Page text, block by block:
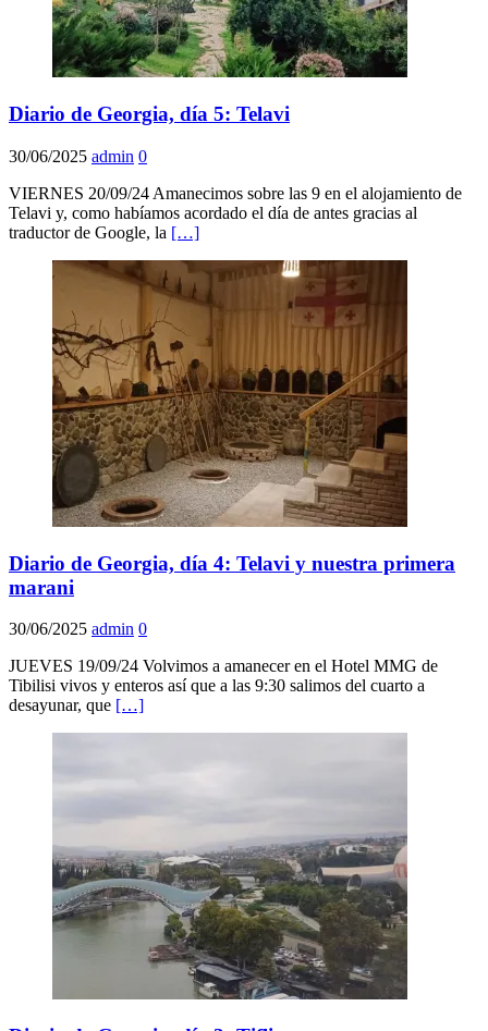
Diario de Georgia, día 5: Telavi
30/06/2025 admin 0
VIERNES 20/09/24 Amanecimos sobre las 9 en el alojamiento de
Telavi y, como habíamos acordado el día de antes gracias al
traductor de Google, la […]
Diario de Georgia, día 4: Telavi y nuestra primera
marani
30/06/2025 admin 0
JUEVES 19/09/24 Volvimos a amanecer en el Hotel MMG de
Tibilisi vivos y enteros así que a las 9:30 salimos del cuarto a
desayunar, que […]